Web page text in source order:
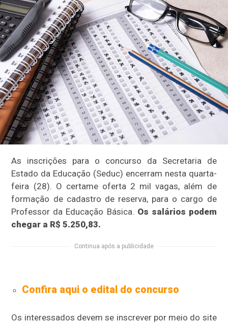
As inscrições para o concurso da Secretaria de
Estado da Educação (Seduc) encerram nesta quarta-
feira (28). O certame oferta 2 mil vagas, além de
formação de cadastro de reserva, para o cargo de
Professor da Educação Básica. Os salários podem
chegar a R$ 5.250,83.
Continua após a publicidade
Confira aqui o edital do concurso
Os interessados devem se inscrever por meio do site